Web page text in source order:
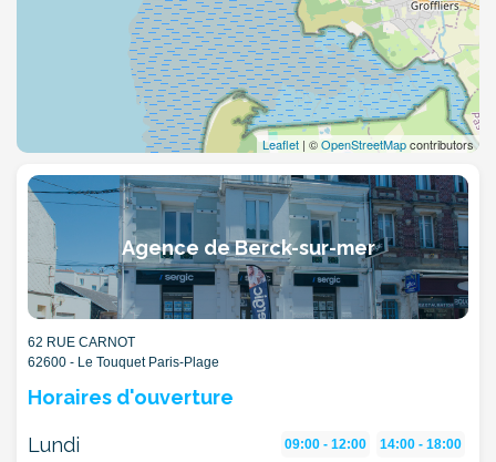
Leaflet | ©OpenStreetMapcontributors
Agence de Berck-sur-mer
62 RUE CARNOT
62600 - Le Touquet Paris-Plage
Horaires d'ouverture
Lundi 09:00 - 12:00 14:00 - 18:00